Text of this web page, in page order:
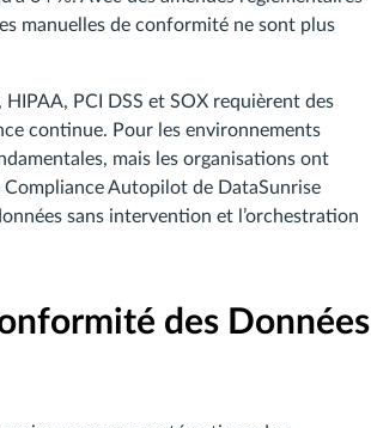
manuelles de conformité ne sont plus
HIPAA, PCI DSS et SOX requièrent des
continue. Pour les environnements
mais les organisations ont
Autopilot de DataSunrise
sans intervention et l’orchestration
des Données